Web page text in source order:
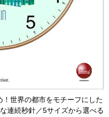
世界の都市をモチーフにした
連続秒針／5サイズから選べる